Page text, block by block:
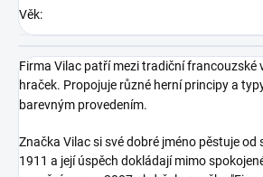
Věk:
Firma Vilac patří mezi tradiční francouzské
hraček. Propojuje různé herní principy a
barevným provedením.
Značka Vilac si své dobré jméno pěstuje od
1911 a její úspěch dokládají mimo